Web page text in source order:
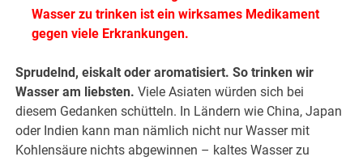
Wasser zu trinken ist ein wirksames Medikament
gegen viele Erkrankungen.
Sprudelnd, eiskalt oder aromatisiert. So trinken wir
Wasser am liebsten. Viele Asiaten würden sich bei
diesem Gedanken schütteln. In Ländern wie China, Japan
oder Indien kann man nämlich nicht nur Wasser mit
Kohlensäure nichts abgewinnen – kaltes Wasser zu